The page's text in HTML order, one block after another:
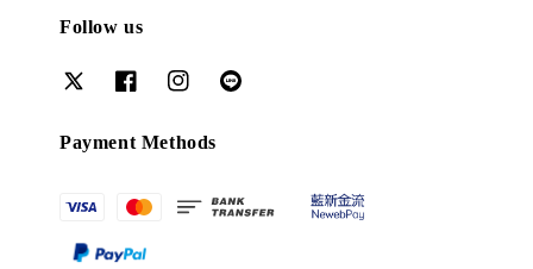
Follow us
Payment Methods